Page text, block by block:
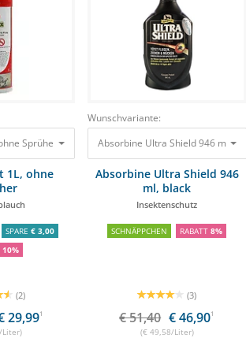
Sprüher Mit Knoblauch33,30 €29,99 €
1L, ohne
SPARE € 3,00
10%
(2)
29,991
Liter)
Wunschvariante:
Absorbine Ultra Shield 946 ml,
Absorbine Ultra Shield 946
ml, black
Insektenschutz
SCHNÄPPCHEN RABATT8%
(3)
€ 51,40 € 46,901
(€ 49,58/Liter)